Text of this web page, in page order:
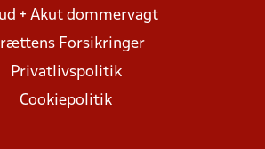
+ Akut dommervagt
Forsikringer
Privatlivspolitik
Cookiepolitik